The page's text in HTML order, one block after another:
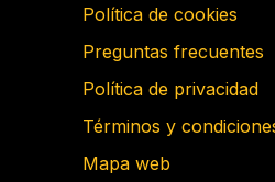
Política de cookies
Preguntas frecuentes
Política de privacidad
Términos y
Mapa web